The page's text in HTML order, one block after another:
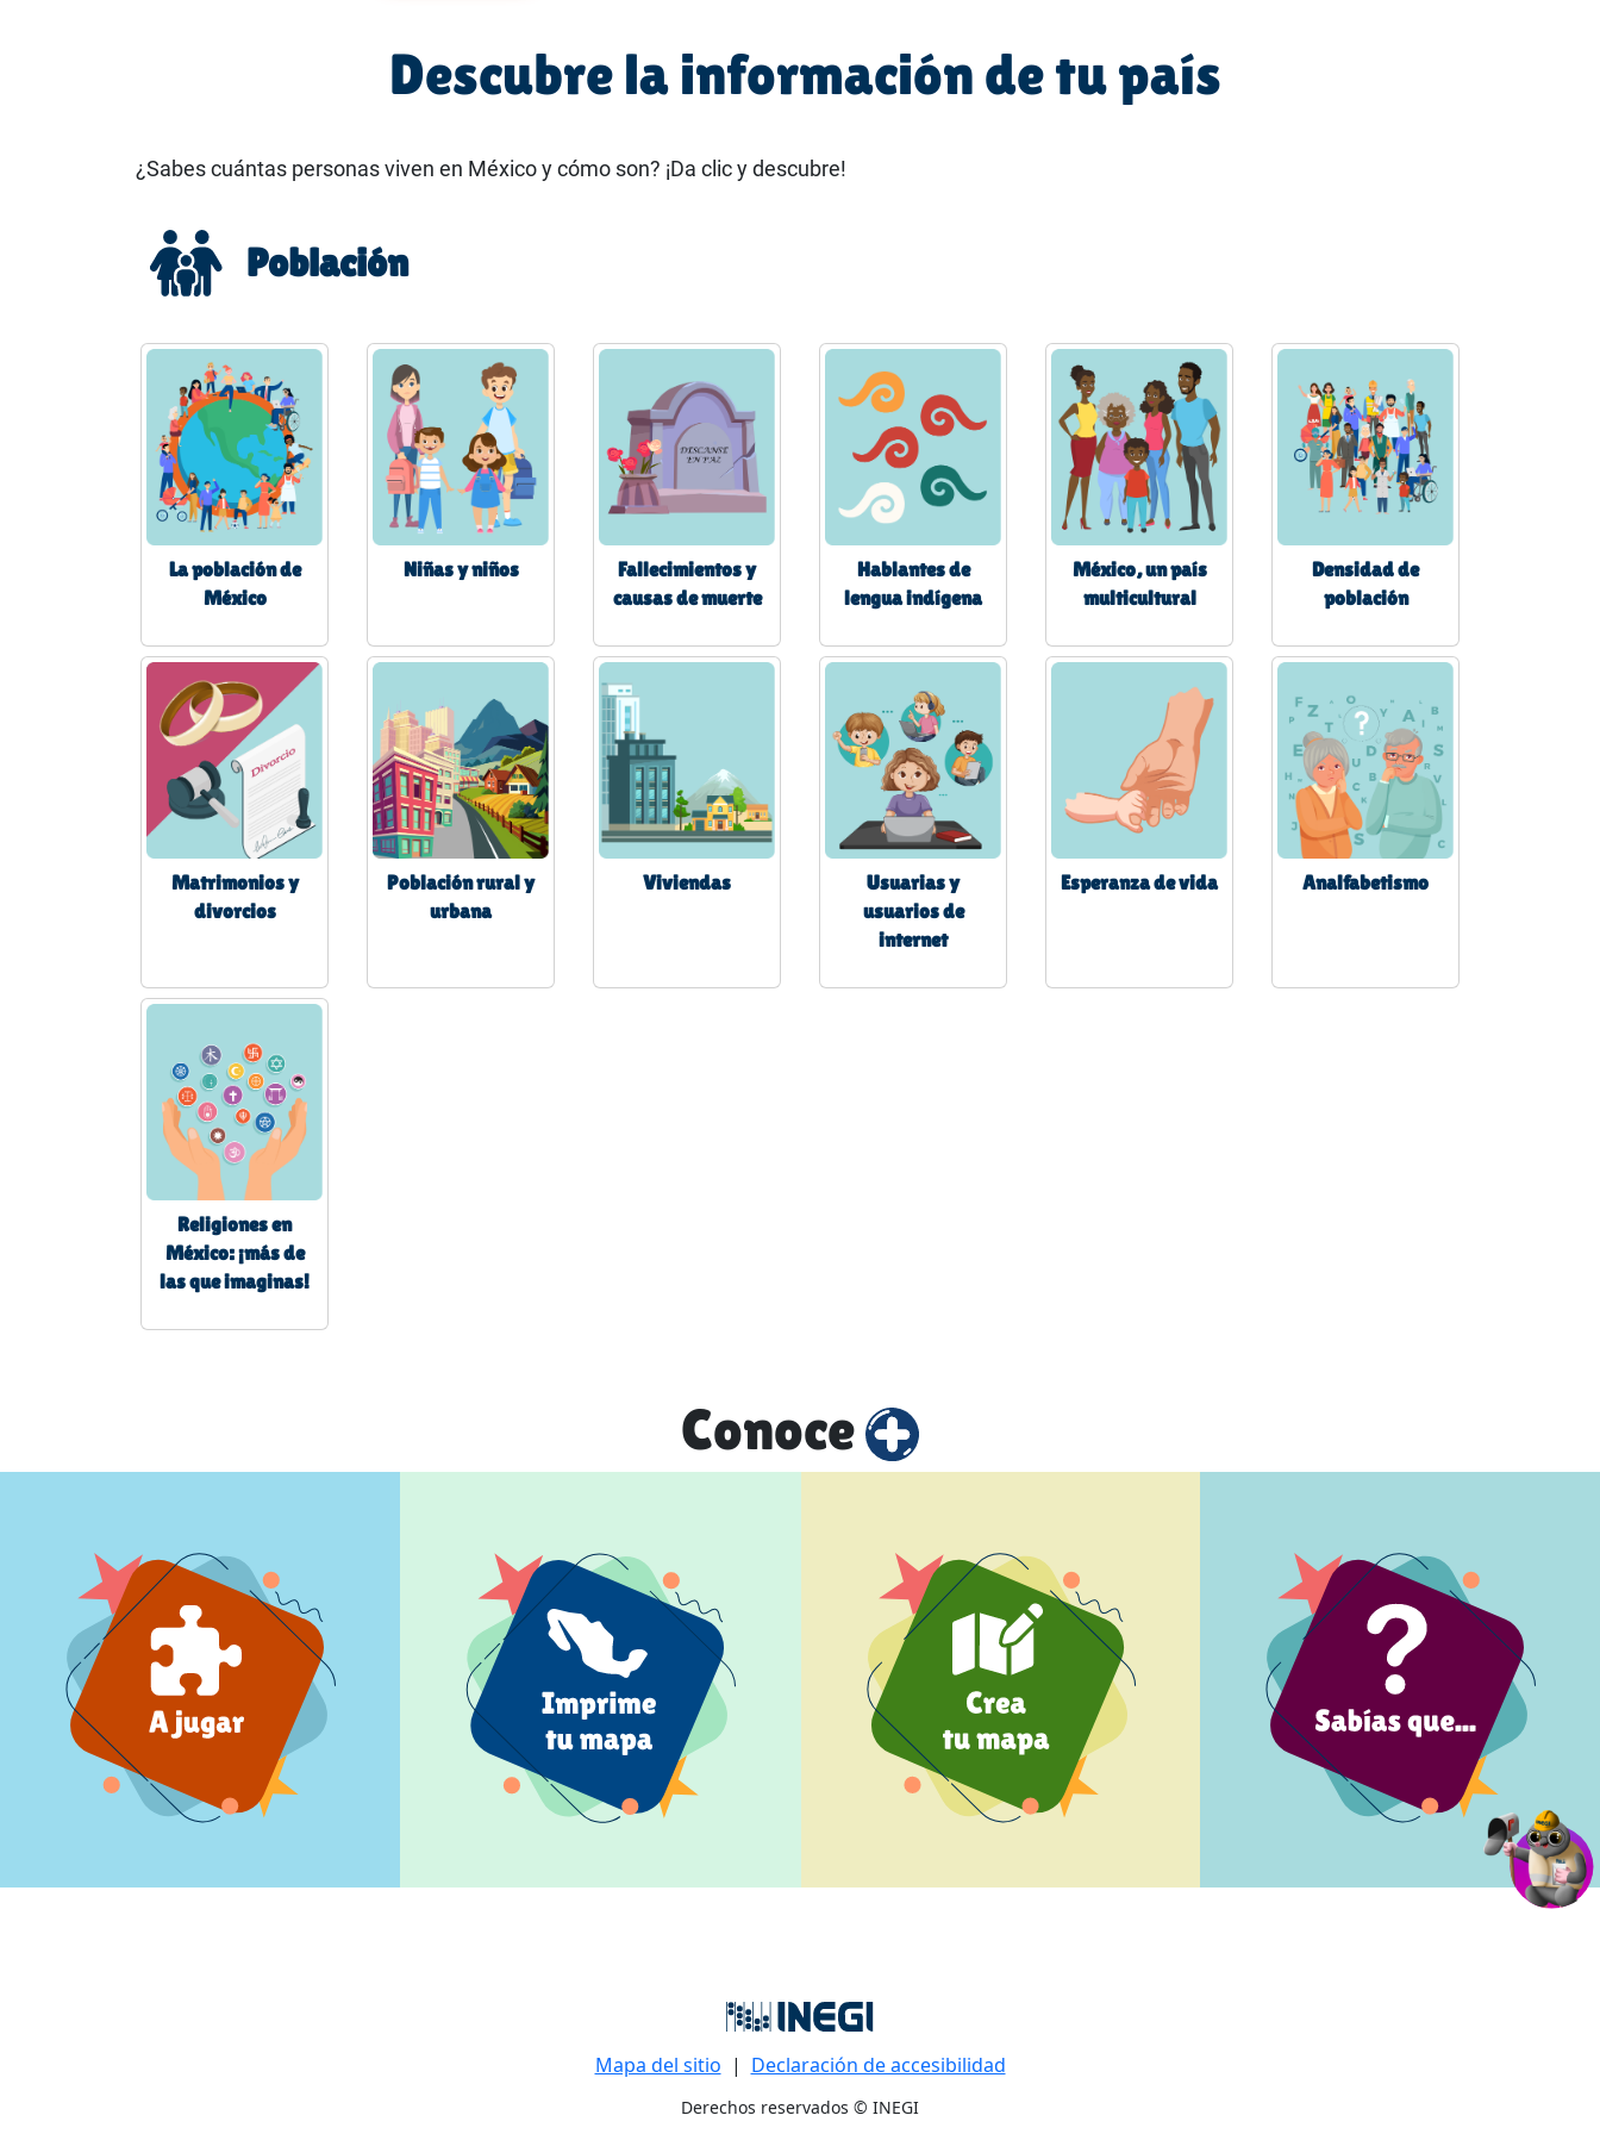
Descubre la información de tu país
¿Sabes cuántas personas viven en México y cómo son? ¡Da clic y descubre!
Población
La población de
México
Niñas y niños
Fallecimientos y
causas de muerte
Hablantes de
lengua indígena
México, un país
multicultural
Densidad de
población
Matrimonios y
divorcios
Población rural y
urbana
Viviendas
Usuarias y
usuarios de
internet
Esperanza de vida Analfabetismo
Religiones en
México: ¡más de
las que imaginas!
Conoce
Mapa del sitio | Declaración de accesibilidad
Derechos reservados © INEGI